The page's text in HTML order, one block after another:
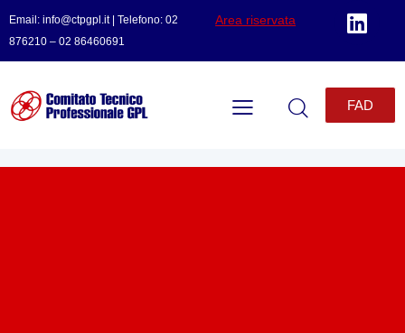
Email: info@ctpgpl.it | Telefono: 02
876210 – 02 86460691
Area riservata
FAD